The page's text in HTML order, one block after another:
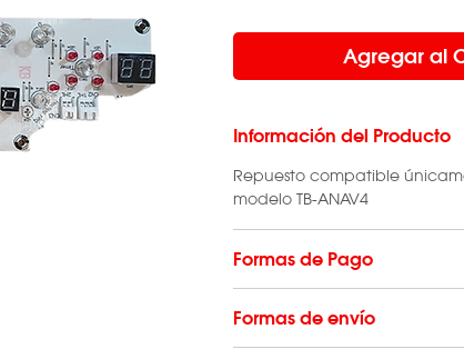
Agregar al
Información del Producto
Repuesto compatible
modelo TB-ANAV4
Formas de Pago
las tarjetas de crédito,
débitoo enefectivocon
Formas de envío